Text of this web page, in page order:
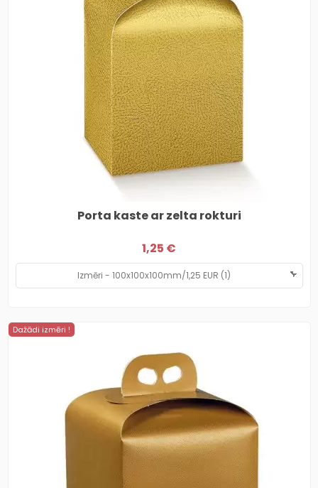
Porta kaste ar zelta rokturi
1,25 €
Dažādi izmēri !